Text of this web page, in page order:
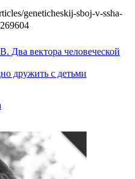
geneticheskij-sboj-v-ssha-
Два вектора человеческой
дружить с детьми